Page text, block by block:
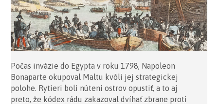
Počas invázie do Egypta v roku 1798, Napoleon
Bonaparte okupoval Maltu kvôli jej strategickej
polohe. Rytieri boli nútení ostrov opustiť, a to aj
preto, že kódex rádu zakazoval dvíhať zbrane proti